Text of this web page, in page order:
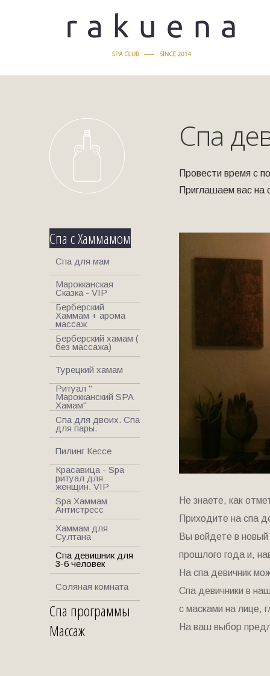
Спа с Хаммамом
Спа для мам
Марокканская
Сказка - VIP
Берберский
Хаммам + арома
массаж
Берберский хамам (
без массажа)
Турецкий хамам
Ритуал "
Марокканский SPA
Хамам"
Спа для двоих. Спа
для пары.
Пилинг Кессе
Красавица - Spa
ритуал для
женщин. VIP
Spa Хаммам
Антистресс
Хаммам для
Султана
Спа девишник для
3-6 человек
Соляная комната
Спа программы
Массаж
Спа
Провести время с
Приглашаем вас на
Не знаете, как
Приходите на спа
Вы войдете в новый
прошлого года и,
На спа девичник
Спа девичники в
с масками на лице,
На ваш выбор